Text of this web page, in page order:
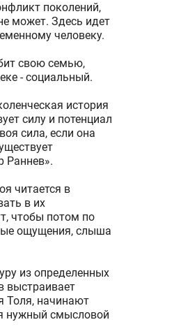
поколений,
может. Здесь идет
человеку.
свою семью,
- социальный.
история
силу и потенциал
сила, если она
Раннев».
читается в
в их
чтобы потом по
ощущения, слыша
из определенных
выстраивает
Толя, начинают
нужный смысловой